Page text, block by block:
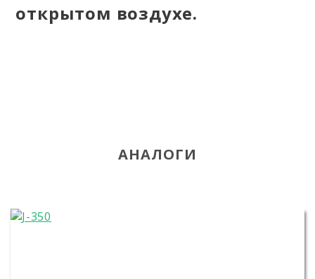
открытом воздухе.
АНАЛОГИ